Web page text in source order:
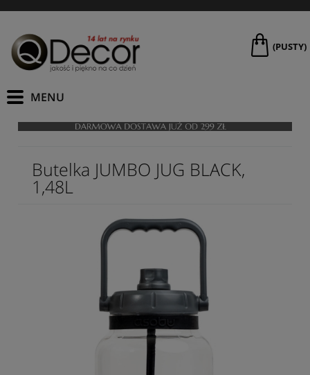
(PUSTY)
Butelka JUMBO JUG BLACK,
1,48L